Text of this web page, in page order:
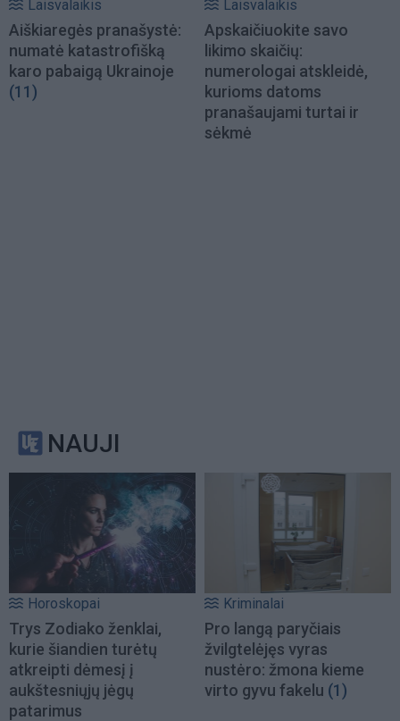
Laisvalaikis
Aiškiaregės pranašystė:
numatė katastrofišką
karo pabaigą Ukrainoje
(11)
Laisvalaikis
Apskaičiuokite savo
likimo skaičių:
numerologai atskleidė,
kurioms datoms
pranašaujami turtai ir
sėkmė
NAUJI
Horoskopai
Trys Zodiako ženklai,
kurie šiandien turėtų
atkreipti dėmesį į
aukštesniųjų jėgų
patarimus
Kriminalai
Pro langą paryčiais
žvilgtelėjęs vyras
nustėro: žmona kieme
virto gyvu fakelu (1)